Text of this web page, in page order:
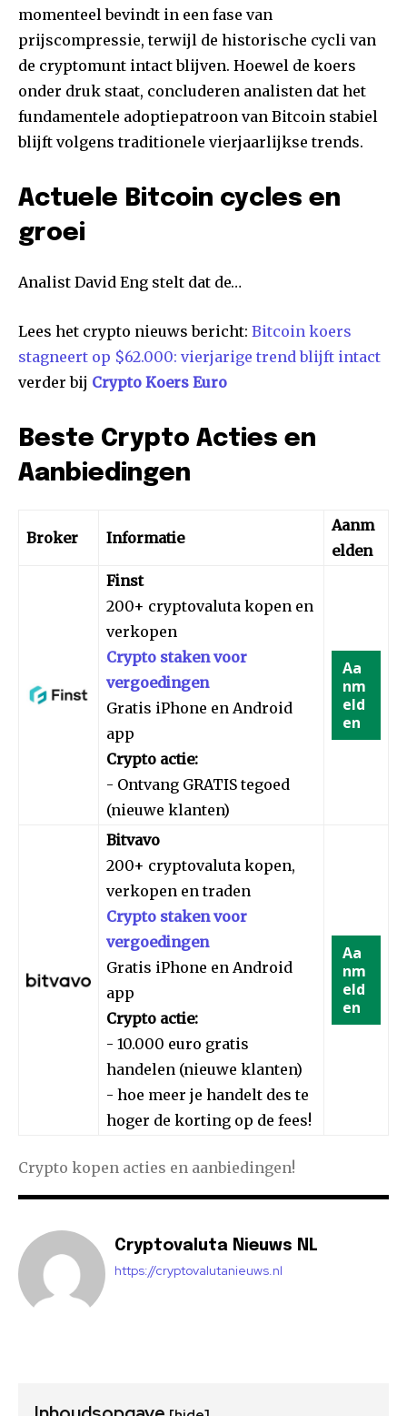
momenteel bevindt in een fase van
prijscompressie, terwijl de historische cycli van
de cryptomunt intact blijven. Hoewel de koers
onder druk staat, concluderen analisten dat het
fundamentele adoptiepatroon van Bitcoin stabiel
blijft volgens traditionele vierjaarlijkse trends.
Actuele Bitcoin cycles en
groei
Analist David Eng stelt dat de…
Lees het crypto nieuws bericht: Bitcoin koers
stagneert op $62.000: vierjarige trend blijft intact
verder bij Crypto Koers Euro
Beste Crypto Acties en
Aanbiedingen
Broker Informatie
Aanm
elden
Finst
200+ cryptovaluta kopen en
verkopen
Crypto staken voor
vergoedingen
Gratis iPhone en Android
app
Crypto actie:
- Ontvang GRATIS tegoed
(nieuwe klanten)
Aa
nm
eld
en
Bitvavo
200+ cryptovaluta kopen,
verkopen en traden
Crypto staken voor
vergoedingen
Gratis iPhone en Android
app
Crypto actie:
- 10.000 euro gratis
handelen (nieuwe klanten)
- hoe meer je handelt des te
hoger de korting op de fees!
Aa
nm
eld
en
Crypto kopen acties en aanbiedingen!
Cryptovaluta Nieuws NL
https://cryptovalutanieuws.nl